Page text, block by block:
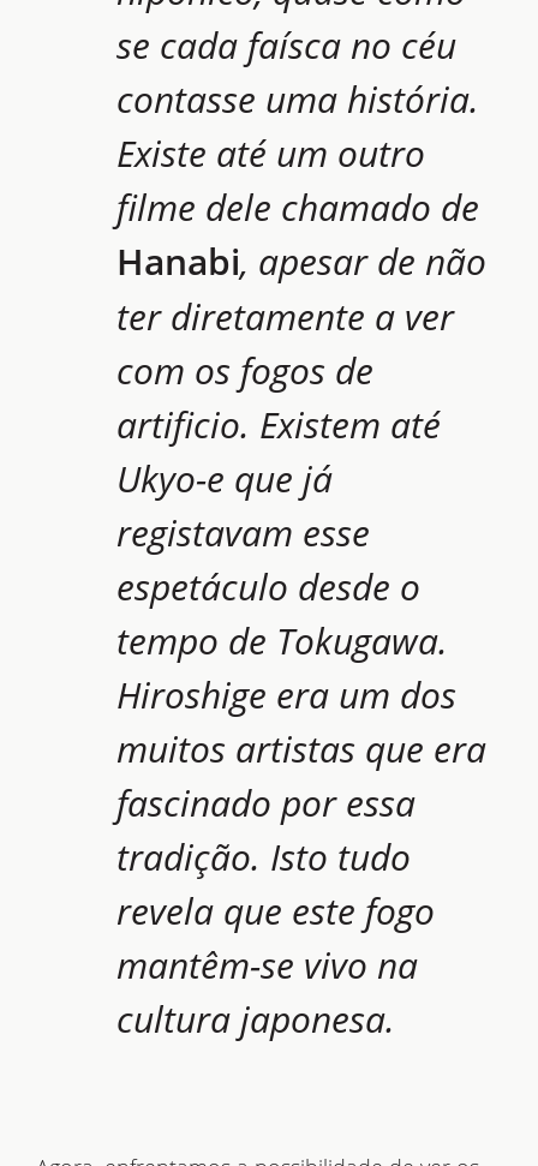
se cada faísca no céu
contasse uma história.
Existe até um outro
filme dele chamado de
Hanabi, apesar de não
ter diretamente a ver
com os fogos de
artificio. Existem até
Ukyo-e que já
registavam esse
espetáculo desde o
tempo de Tokugawa.
Hiroshige era um dos
muitos artistas que era
fascinado por essa
tradição. Isto tudo
revela que este fogo
mantêm-se vivo na
cultura japonesa.